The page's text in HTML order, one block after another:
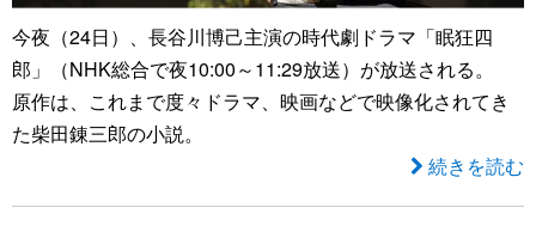
今夜（24日）、長谷川博己主演の時代劇ドラマ「眠狂四
郎」（NHK総合で夜10:00～11:29放送）が放送される。
原作は、これまで度々ドラマ、映画などで映像化されてき
た柴田錬三郎の小説。
続きを読む